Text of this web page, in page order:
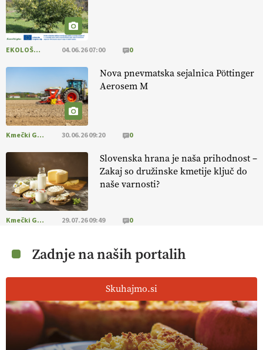
EKOLOŠKO LOGIČNO 04.06.26 07:00 0
Nova pnevmatska sejalnica Pöttinger
Aerosem M
Kmečki Glas 30.06.26 09:20 0
Slovenska hrana je naša prihodnost –
Zakaj so družinske kmetije ključ do
naše varnosti?
Kmečki Glas 29.07.26 09:49 0
Zadnje na naših portalih
Skuhajmo.si